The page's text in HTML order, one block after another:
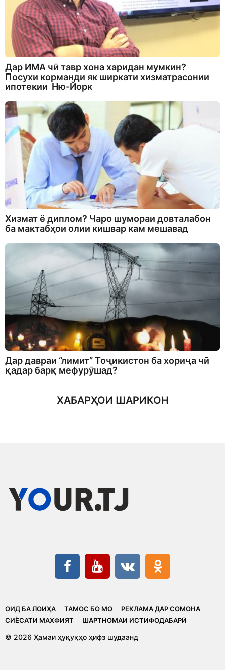
Дар ИМА чӣ тавр хона харидан мумкин?
Посухи корманди як ширкати хизматрасонии
ипотекии Ню-Йорк
Хизмат ё диплом? Чаро шумораи довталабон
ба мактабҳои олии кишвар кам мешавад
Дар давраи “лимит” Тоҷикистон ба хориҷа чӣ
қадар барқ мефурӯшад?
ХАБАРҲОИ ШАРИКОН
ОИД БА ЛОИҲА ТАМОС БО МО
РЕКЛАМА ДАР СОМОНА
CИЁСАТИ МАХФИЯТ
ШАРТНОМАИ ИСТИФОДАБАРӢ
© 2026 Ҳамаи ҳуқуқҳо ҳифз шудаанд